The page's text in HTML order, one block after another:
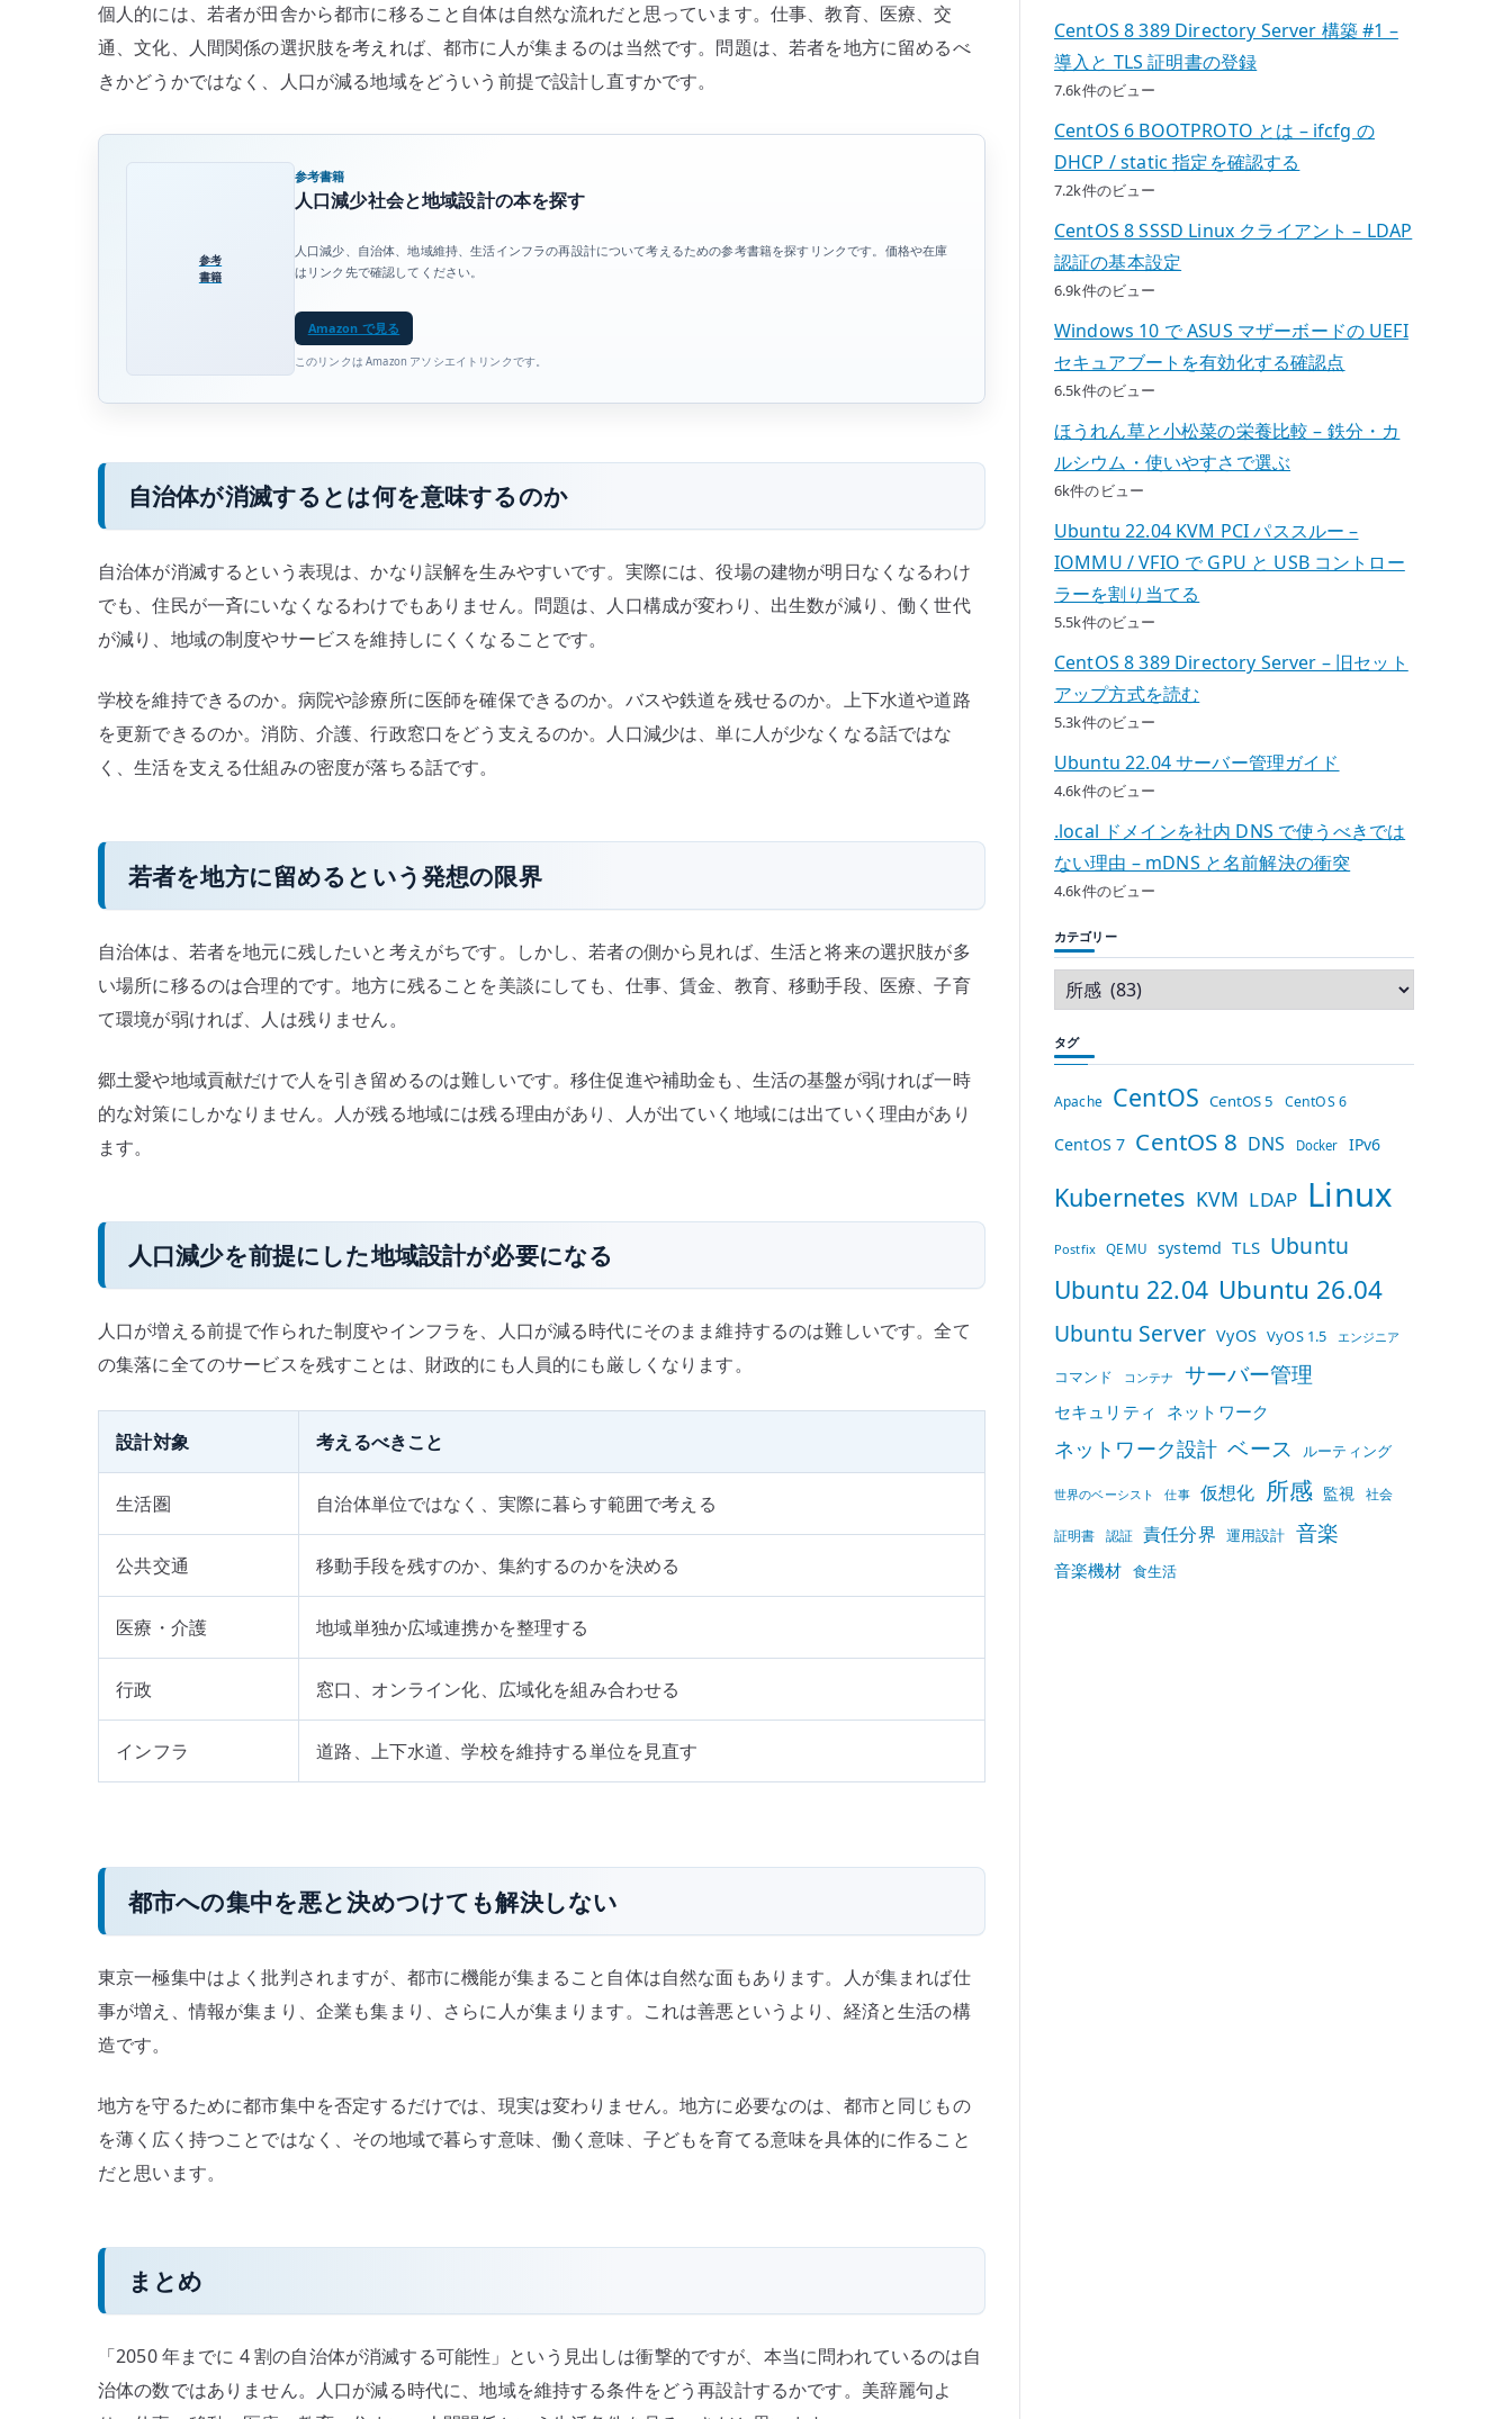
と
地
持
る
個人的には、若者が田舎から都市に移ること自体は自然な流れだと思っています。仕事、教育、医療、交
通、文化、人間関係の選択肢を考えれば、都市に人が集まるのは当然です。問題は、若者を地方に留めるべ
きかどうかではなく、人口が減る地域をどういう前提で設計し直すかです。
参考
書籍
参考書籍
人口減少社会と地域設計の本を探す
人口減少、自治体、地域維持、生活インフラの再設計について考えるための参考書籍を探すリンクです。価格や在庫
はリンク先で確認してください。
Amazon で見る
このリンクは Amazon アソシエイトリンクです。
自治体が消滅するとは何を意味するのか
自治体が消滅するという表現は、かなり誤解を生みやすいです。実際には、役場の建物が明日なくなるわけ
でも、住民が一斉にいなくなるわけでもありません。問題は、人口構成が変わり、出生数が減り、働く世代
が減り、地域の制度やサービスを維持しにくくなることです。
学校を維持できるのか。病院や診療所に医師を確保できるのか。バスや鉄道を残せるのか。上下水道や道路
を更新できるのか。消防、介護、行政窓口をどう支えるのか。人口減少は、単に人が少なくなる話ではな
く、生活を支える仕組みの密度が落ちる話です。
若者を地方に留めるという発想の限界
自治体は、若者を地元に残したいと考えがちです。しかし、若者の側から見れば、生活と将来の選択肢が多
い場所に移るのは合理的です。地方に残ることを美談にしても、仕事、賃金、教育、移動手段、医療、子育
て環境が弱ければ、人は残りません。
郷土愛や地域貢献だけで人を引き留めるのは難しいです。移住促進や補助金も、生活の基盤が弱ければ一時
的な対策にしかなりません。人が残る地域には残る理由があり、人が出ていく地域には出ていく理由があり
ます。
人口減少を前提にした地域設計が必要になる
人口が増える前提で作られた制度やインフラを、人口が減る時代にそのまま維持するのは難しいです。全て
の集落に全てのサービスを残すことは、財政的にも人員的にも厳しくなります。
設計対象 考えるべきこと
生活圏 自治体単位ではなく、実際に暮らす範囲で考える
公共交通 移動手段を残すのか、集約するのかを決める
医療・介護 地域単独か広域連携かを整理する
行政 窓口、オンライン化、広域化を組み合わせる
インフラ 道路、上下水道、学校を維持する単位を見直す
都市への集中を悪と決めつけても解決しない
東京一極集中はよく批判されますが、都市に機能が集まること自体は自然な面もあります。人が集まれば仕
事が増え、情報が集まり、企業も集まり、さらに人が集まります。これは善悪というより、経済と生活の構
造です。
地方を守るために都市集中を否定するだけでは、現実は変わりません。地方に必要なのは、都市と同じもの
を薄く広く持つことではなく、その地域で暮らす意味、働く意味、子どもを育てる意味を具体的に作ること
だと思います。
まとめ
「2050 年までに 4 割の自治体が消滅する可能性」という見出しは衝撃的ですが、本当に問われているのは自
治体の数ではありません。人口が減る時代に、地域を維持する条件をどう再設計するかです。美辞麗句よ
CentOS 8 389 Directory Server 構築 #1 –
導入と TLS 証明書の登録
7.6k件のビュー
CentOS 6 BOOTPROTO とは – ifcfg の
DHCP / static 指定を確認する
7.2k件のビュー
CentOS 8 SSSD Linux クライアント – LDAP
認証の基本設定
6.9k件のビュー
Windows 10 で ASUS マザーボードの UEFI
セキュアブートを有効化する確認点
6.5k件のビュー
ほうれん草と小松菜の栄養比較 – 鉄分・カ
ルシウム・使いやすさで選ぶ
6k件のビュー
Ubuntu 22.04 KVM PCI パススルー –
IOMMU / VFIO で GPU と USB コントロー
ラーを割り当てる
5.5k件のビュー
CentOS 8 389 Directory Server – 旧セット
アップ方式を読む
5.3k件のビュー
Ubuntu 22.04 サーバー管理ガイド
4.6k件のビュー
.local ドメインを社内 DNS で使うべきでは
ない理由 – mDNS と名前解決の衝突
4.6k件のビュー
カテゴリー
タグ
Apache CentOS CentOS 5 CentOS 6
CentOS 7 CentOS 8 DNS Docker IPv6
Kubernetes KVM LDAP Linux
Postfix QEMU systemd TLS Ubuntu
Ubuntu 22.04 Ubuntu 26.04
Ubuntu Server VyOS VyOS 1.5 エンジニア
コマンド コンテナ サーバー管理
セキュリティ ネットワーク
ネットワーク設計 ベース ルーティング
世界のベーシスト 仕事 仮想化 所感 監視 社会
証明書 認証 責任分界 運用設計 音楽
音楽機材 食生活